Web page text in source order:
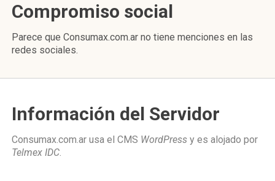
Compromiso social
Parece que Consumax.com.ar no tiene menciones en las
redes sociales.
Información del Servidor
Consumax.com.ar usa el CMS WordPress y es alojado por
Telmex IDC.